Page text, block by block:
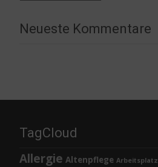
Neueste Kommentare
TagCloud
Allergie Altenpflege Arbeitsplatz